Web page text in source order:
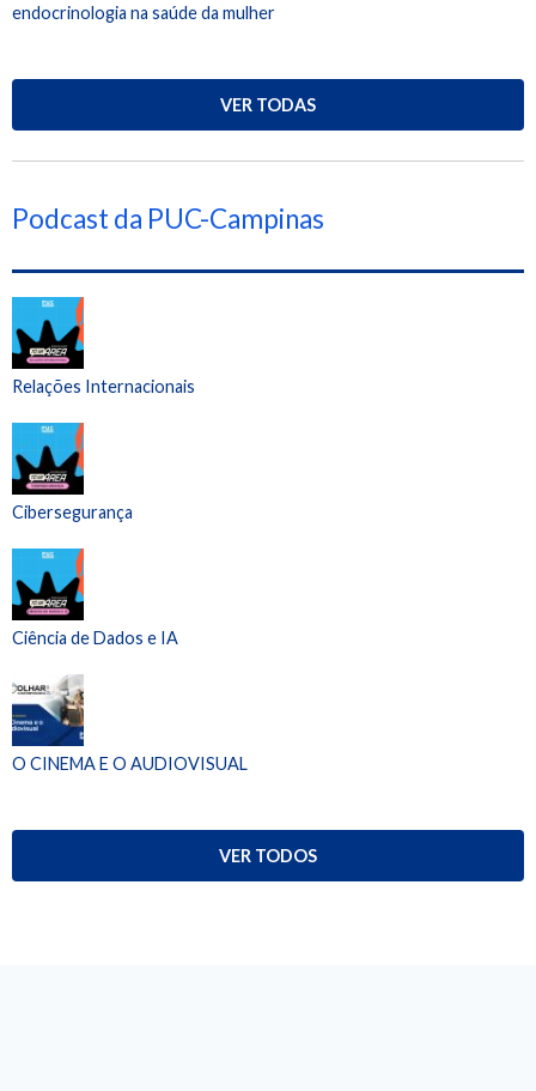
endocrinologia na saúde da mulher
VER TODAS
Podcast da PUC-Campinas
Relações Internacionais
Cibersegurança
Ciência de Dados e IA
O CINEMA E O AUDIOVISUAL
VER TODOS